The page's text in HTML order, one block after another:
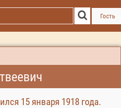
Гость
15 января 1918 года.